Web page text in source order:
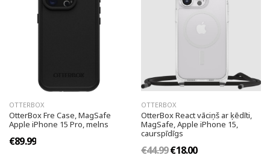
OTTERBOX
OtterBox Fre Case, MagSafe
Apple iPhone 15 Pro, melns
€89.99
OTTERBOX
OtterBox React vāciņš ar ķēdīti,
MagSafe, Apple iPhone 15,
caurspīdīgs
€44.99€18.00